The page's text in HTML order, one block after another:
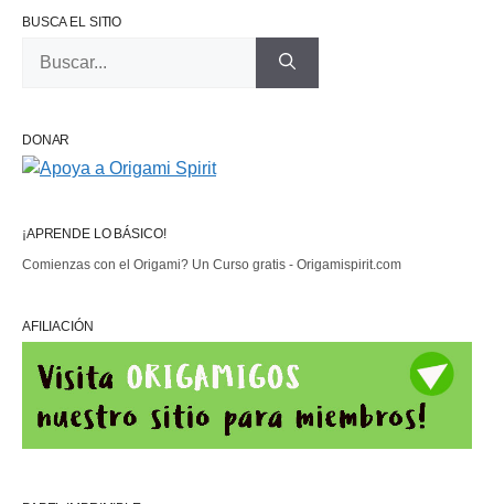
BUSCA EL SITIO
DONAR
¡APRENDE LO BÁSICO!
Comienzas con el Origami? Un Curso gratis - Origamispirit.com
AFILIACIÓN